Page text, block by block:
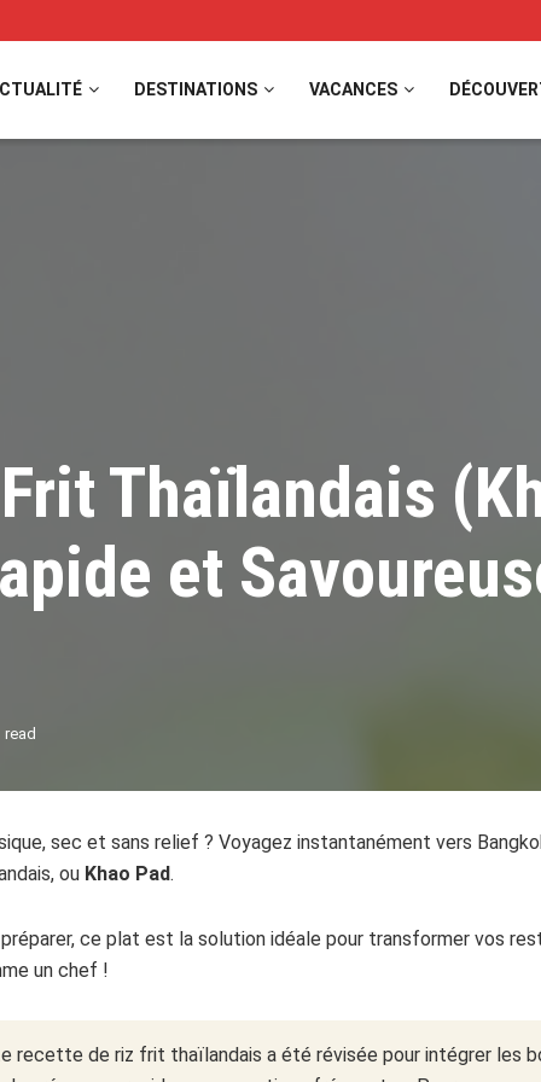
DESTINATIONS VACANCES
Thaïlandais
et
read
sec et sans relief ? Voyagez instantanément vers
ou Khao Pad.
ce plat est la solution idéale pour transformer vos
un chef !
recette de riz frit thaïlandais a été révisée pour intégrer les